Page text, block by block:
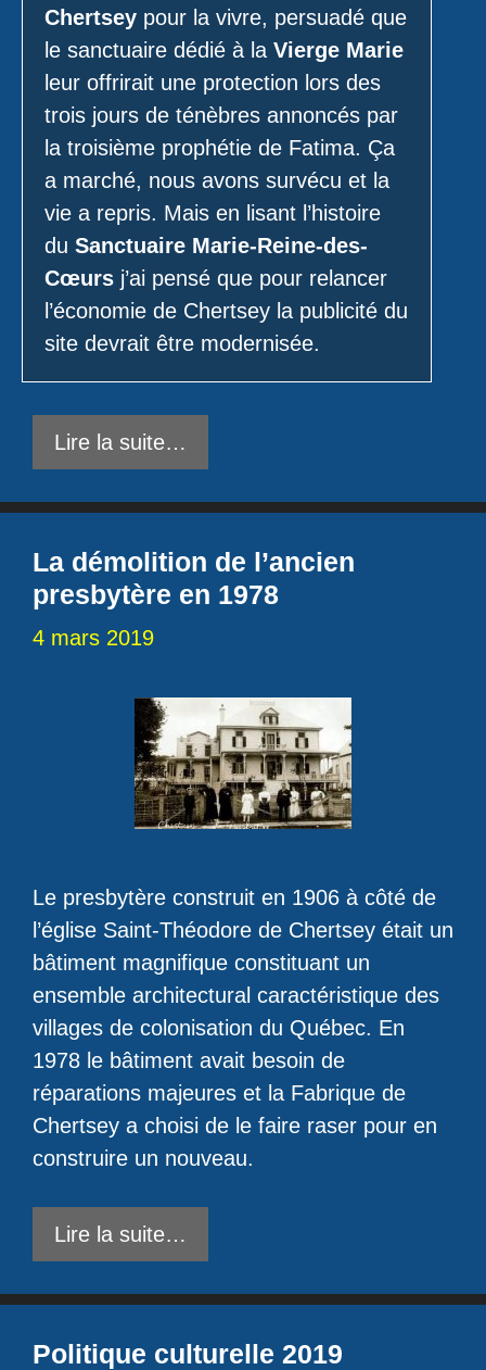
Chertsey pour la vivre, persuadé que
le sanctuaire dédié à la Vierge Marie
leur offrirait une protection lors des
trois jours de ténèbres annoncés par
la troisième prophétie de Fatima. Ça
a marché, nous avons survécu et la
vie a repris. Mais en lisant l’histoire
du Sanctuaire Marie-Reine-des-
Cœurs j’ai pensé que pour relancer
l’économie de Chertsey la publicité du
site devrait être modernisée.
Lire la suite…
La démolition de l’ancien
presbytère en 1978
4 mars 2019
Le presbytère construit en 1906 à côté de
l’église Saint-Théodore de Chertsey était un
bâtiment magnifique constituant un
ensemble architectural caractéristique des
villages de colonisation du Québec. En
1978 le bâtiment avait besoin de
réparations majeures et la Fabrique de
Chertsey a choisi de le faire raser pour en
construire un nouveau.
Lire la suite…
Politique culturelle 2019